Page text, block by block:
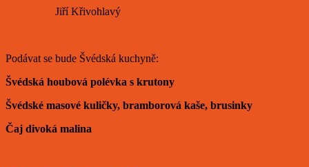
Jiří Křivohlavý
Podávat se bude Švédská kuchyně:
Švédská houbová polévka s krutony
Švédské masové kuličky, bramborová kaše, brusinky
Čaj divoká malina